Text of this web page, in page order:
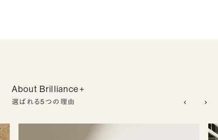
About Brilliance+
選ばれる5つの理由